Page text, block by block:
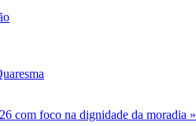
com foco na dignidade da moradia »